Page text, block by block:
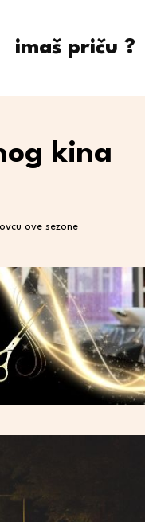
imaš priču ?
kina
ove sezone